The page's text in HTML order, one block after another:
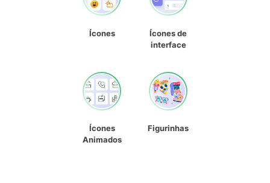
Ícones
Ícones de
interface
Ícones
Animados
Figurinhas